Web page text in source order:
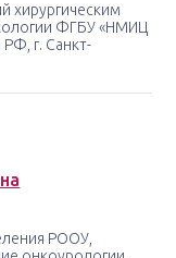
хирургическим
ФГБУ «НМИЦ
г. Санкт-
РООУ,